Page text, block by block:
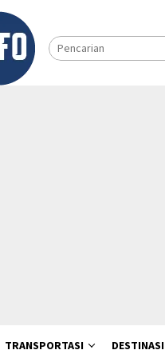
TRANSPORTASI DESTINASI